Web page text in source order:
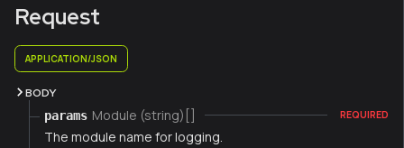
Request
APPLICATION/JSON
BODY
params Module (string)[] REQUIRED
The module name for logging.